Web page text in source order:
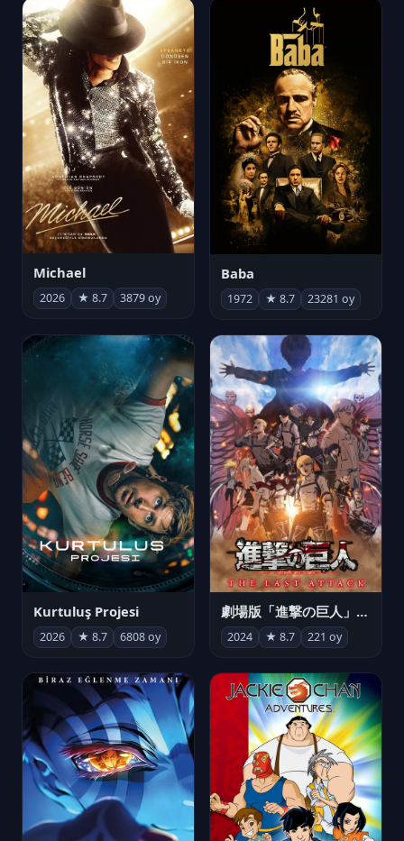
Michael
2026 ★ 8.7 3879 oy
Baba
1972 ★ 8.7 23281 oy
Kurtuluş Projesi
2026 ★ 8.7 6808 oy
劇場版「進撃の巨人」完結編 THE LAST ATTACK
2024 ★ 8.7 221 oy